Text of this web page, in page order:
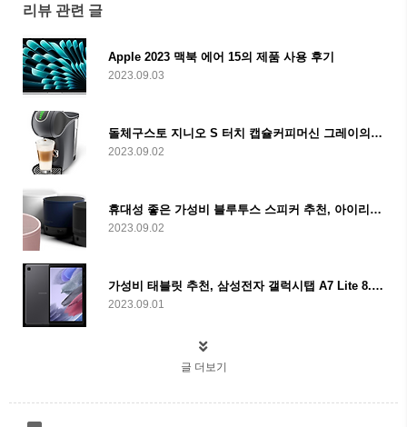
리뷰 관련 글
Apple 2023 맥북 에어 15의 제품 사용 후기
2023.09.03
돌체구스토 지니오 S 터치 캡슐커피머신 그레이의 제품 사용 후기
2023.09.02
휴대성 좋은 가성비 블루투스 스피커 추천, 아이리버 블랭크 사운드드럼 시즌2
2023.09.02
가성비 태블릿 추천, 삼성전자 갤럭시탭 A7 Lite 8.7 구매 후기
2023.09.01
글 더보기